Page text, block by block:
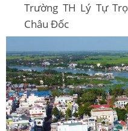
Trường TH Lý Tự
Châu Đốc